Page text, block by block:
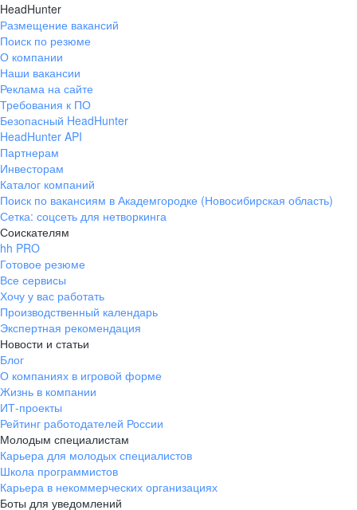
HeadHunter
Размещение вакансий
Поиск по резюме
О компании
Наши вакансии
Реклама на сайте
Требования к ПО
Безопасный HeadHunter
HeadHunter API
Партнерам
Инвесторам
Каталог компаний
Поиск по вакансиям в Академгородке (Новосибирская область)
Сетка: соцсеть для нетворкинга
Соискателям
hh PRO
Готовое резюме
Все сервисы
Хочу у вас работать
Производственный календарь
Экспертная рекомендация
Новости и статьи
Блог
О компаниях в игровой форме
Жизнь в компании
ИТ-проекты
Рейтинг работодателей России
Молодым специалистам
Карьера для молодых специалистов
Школа программистов
Карьера в некоммерческих организациях
Боты для уведомлений